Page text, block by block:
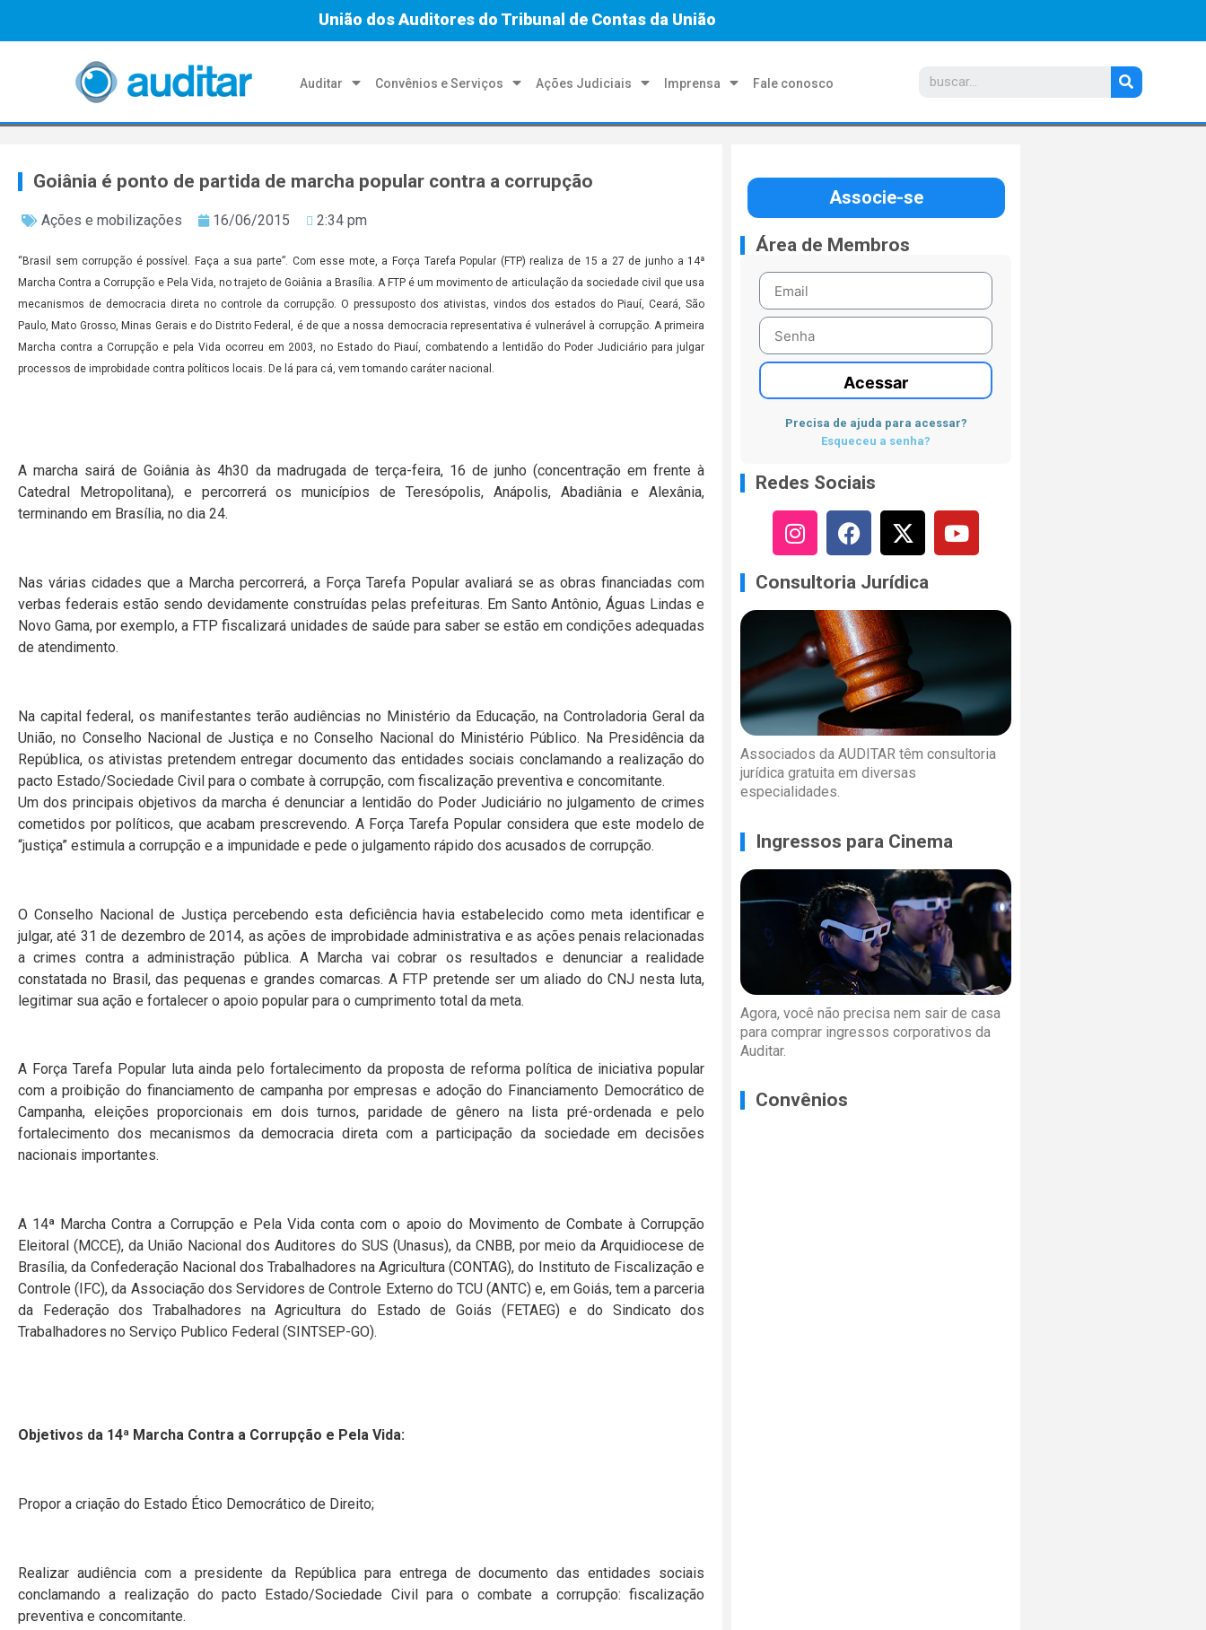
União dos Auditores do Tribunal de Contas da União
Auditar Convênios e Serviços Ações Judiciais Imprensa Fale conosco
Goiânia é ponto de partida de marcha popular contra a corrupção
Ações e mobilizações 16/06/2015 2:34 pm
“Brasil sem corrupção é possível. Faça a sua parte”. Com esse mote, a Força Tarefa Popular (FTP) realiza de 15 a 27 de junho a 14ª
Marcha Contra a Corrupção e Pela Vida, no trajeto de Goiânia a Brasília. A FTP é um movimento de articulação da sociedade civil que usa
mecanismos de democracia direta no controle da corrupção. O pressuposto dos ativistas, vindos dos estados do Piauí, Ceará, São
Paulo, Mato Grosso, Minas Gerais e do Distrito Federal, é de que a nossa democracia representativa é vulnerável à corrupção. A primeira
Marcha contra a Corrupção e pela Vida ocorreu em 2003, no Estado do Piauí, combatendo a lentidão do Poder Judiciário para julgar
processos de improbidade contra políticos locais. De lá para cá, vem tomando caráter nacional.
A marcha sairá de Goiânia às 4h30 da madrugada de terça-feira, 16 de junho (concentração em frente à
Catedral Metropolitana), e percorrerá os municípios de Teresópolis, Anápolis, Abadiânia e Alexânia,
terminando em Brasília, no dia 24.
Nas várias cidades que a Marcha percorrerá, a Força Tarefa Popular avaliará se as obras financiadas com
verbas federais estão sendo devidamente construídas pelas prefeituras. Em Santo Antônio, Águas Lindas e
Novo Gama, por exemplo, a FTP fiscalizará unidades de saúde para saber se estão em condições adequadas
de atendimento.
Na capital federal, os manifestantes terão audiências no Ministério da Educação, na Controladoria Geral da
União, no Conselho Nacional de Justiça e no Conselho Nacional do Ministério Público. Na Presidência da
República, os ativistas pretendem entregar documento das entidades sociais conclamando a realização do
pacto Estado/Sociedade Civil para o combate à corrupção, com fiscalização preventiva e concomitante.
Um dos principais objetivos da marcha é denunciar a lentidão do Poder Judiciário no julgamento de crimes
cometidos por políticos, que acabam prescrevendo. A Força Tarefa Popular considera que este modelo de
“justiça” estimula a corrupção e a impunidade e pede o julgamento rápido dos acusados de corrupção.
O Conselho Nacional de Justiça percebendo esta deficiência havia estabelecido como meta identificar e
julgar, até 31 de dezembro de 2014, as ações de improbidade administrativa e as ações penais relacionadas
a crimes contra a administração pública. A Marcha vai cobrar os resultados e denunciar a realidade
constatada no Brasil, das pequenas e grandes comarcas. A FTP pretende ser um aliado do CNJ nesta luta,
legitimar sua ação e fortalecer o apoio popular para o cumprimento total da meta.
A Força Tarefa Popular luta ainda pelo fortalecimento da proposta de reforma política de iniciativa popular
com a proibição do financiamento de campanha por empresas e adoção do Financiamento Democrático de
Campanha, eleições proporcionais em dois turnos, paridade de gênero na lista pré-ordenada e pelo
fortalecimento dos mecanismos da democracia direta com a participação da sociedade em decisões
nacionais importantes.
A 14ª Marcha Contra a Corrupção e Pela Vida conta com o apoio do Movimento de Combate à Corrupção
Eleitoral (MCCE), da União Nacional dos Auditores do SUS (Unasus), da CNBB, por meio da Arquidiocese de
Brasília, da Confederação Nacional dos Trabalhadores na Agricultura (CONTAG), do Instituto de Fiscalização e
Controle (IFC), da Associação dos Servidores de Controle Externo do TCU (ANTC) e, em Goiás, tem a parceria
da Federação dos Trabalhadores na Agricultura do Estado de Goiás (FETAEG) e do Sindicato dos
Trabalhadores no Serviço Publico Federal (SINTSEP-GO).
Objetivos da 14ª Marcha Contra a Corrupção e Pela Vida:
Propor a criação do Estado Ético Democrático de Direito;
Realizar audiência com a presidente da República para entrega de documento das entidades sociais
conclamando a realização do pacto Estado/Sociedade Civil para o combate a corrupção: fiscalização
preventiva e concomitante.
Associe-se
Área de Membros
Acessar
Precisa de ajuda para acessar?
Esqueceu a senha?
Redes Sociais
Consultoria Jurídica
Associados da AUDITAR têm consultoria
jurídica gratuita em diversas
especialidades.
Ingressos para Cinema
Agora, você não precisa nem sair de casa
para comprar ingressos corporativos da
Auditar.
Convênios